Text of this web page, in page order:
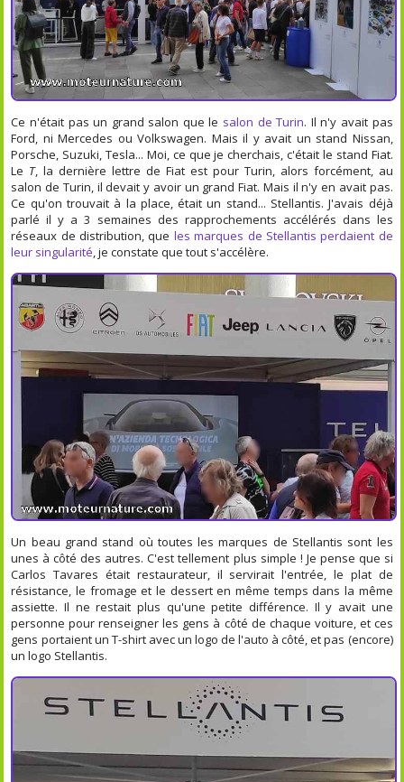
Ce n'était pas un grand salon que le salon de Turin. Il n'y avait pas
Ford, ni Mercedes ou Volkswagen. Mais il y avait un stand Nissan,
Porsche, Suzuki, Tesla... Moi, ce que je cherchais, c'était le stand Fiat.
Le T, la dernière lettre de Fiat est pour Turin, alors forcément, au
salon de Turin, il devait y avoir un grand Fiat. Mais il n'y en avait pas.
Ce qu'on trouvait à la place, était un stand... Stellantis. J'avais déjà
parlé il y a 3 semaines des rapprochements accélérés dans les
réseaux de distribution, que les marques de Stellantis perdaient de
leur singularité, je constate que tout s'accélère.
Un beau grand stand où toutes les marques de Stellantis sont les
unes à côté des autres. C'est tellement plus simple ! Je pense que si
Carlos Tavares était restaurateur, il servirait l'entrée, le plat de
résistance, le fromage et le dessert en même temps dans la même
assiette. Il ne restait plus qu'une petite différence. Il y avait une
personne pour renseigner les gens à côté de chaque voiture, et ces
gens portaient un T-shirt avec un logo de l'auto à côté, et pas (encore)
un logo Stellantis.